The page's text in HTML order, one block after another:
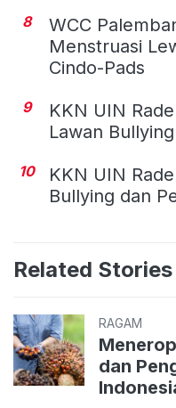
8
WCC
Menstruasi
Cindo-Pads
9
KKN UIN
Lawan Bullying
10
KKN UIN
Bullying dan
Related Stories
RAGAM
dan